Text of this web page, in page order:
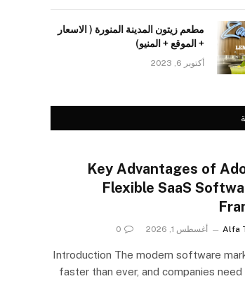
مطعم زيتون المدينة المنورة ( الاسعار
+ الموقع + المنيو)
أكتوبر 6, 2023
Key Advantages of
Flexible SaaS
Alfa أغسطس 1, 2026 0
Introduction The modern software
faster than ever, and companies need